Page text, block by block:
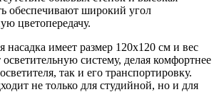
обеспечивают широкий угол
цветопередачу.
имеет размер 120х120 см и вес
осветительную систему, делая комфортнее
так и его транспортировку.
не только для студийной, но и для